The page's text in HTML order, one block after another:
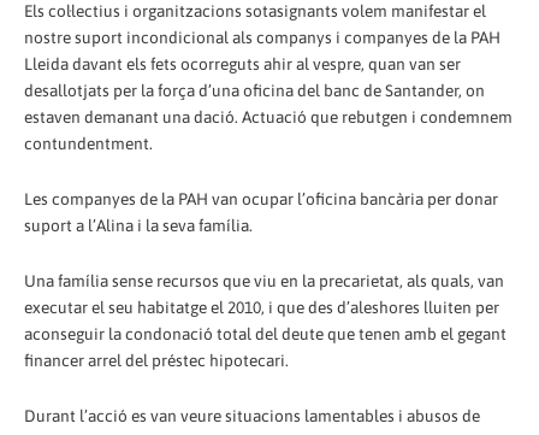
Els col·lectius i organitzacions sotasignants volem manifestar el
nostre suport incondicional als companys i companyes de la PAH
Lleida davant els fets ocorreguts ahir al vespre, quan van ser
desallotjats per la força d’una oficina del banc de Santander, on
estaven demanant una dació. Actuació que rebutgen i condemnem
contundentment.
Les companyes de la PAH van ocupar l’oficina bancària per donar
suport a l’Alina i la seva família.
Una família sense recursos que viu en la precarietat, als quals, van
executar el seu habitatge el 2010, i que des d’aleshores lluiten per
aconseguir la condonació total del deute que tenen amb el gegant
financer arrel del préstec hipotecari.
Durant l’acció es van veure situacions lamentables i abusos de